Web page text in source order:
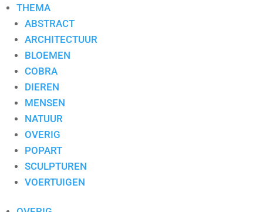
THEMA
ABSTRACT
ARCHITECTUUR
BLOEMEN
COBRA
DIEREN
MENSEN
NATUUR
OVERIG
POPART
SCULPTUREN
VOERTUIGEN
Toevoegen aan mijn lijst / Offerte aanvragen
Aanvullende informatie
Aanvullende informatie
Kunstenaar
Stijl
Thema